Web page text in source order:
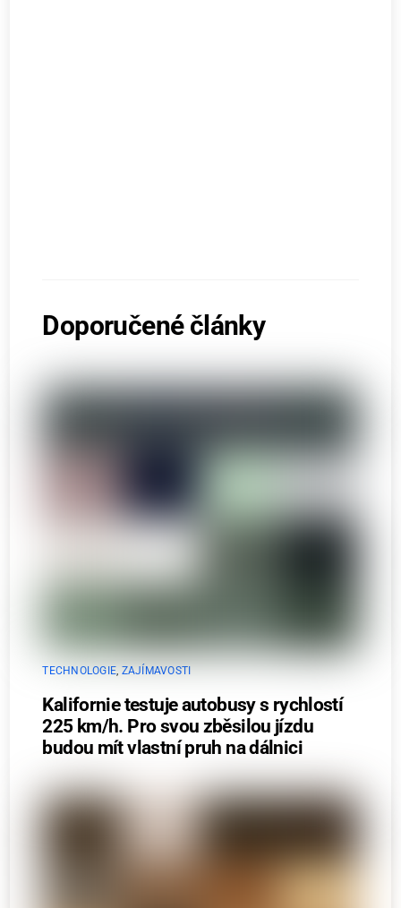
Doporučené články
TECHNOLOGIE ZAJÍMAVOSTI
Kalifornie testuje autobusy s rychlostí
225 km/h. Pro svou zběsilou jízdu
budou mít vlastní pruh na dálnici